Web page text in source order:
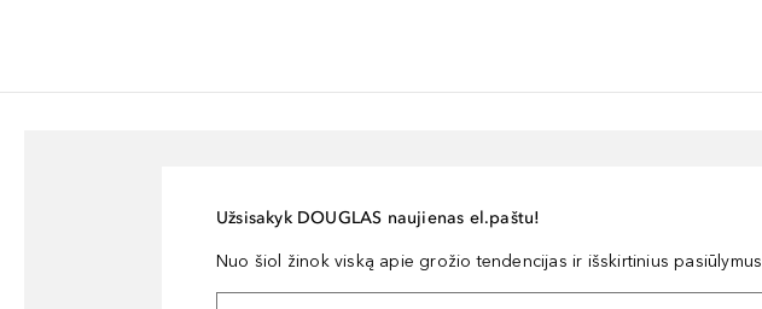
Užsisakyk DOUGLAS naujienas el.paštu!
Nuo šiol žinok viską apie grožio tendencijas ir išskirtinius pasiūlymus